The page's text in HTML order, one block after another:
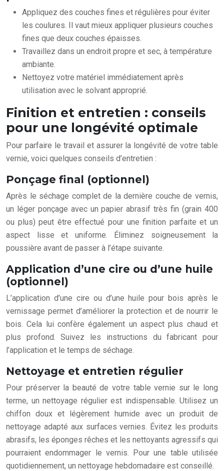
Appliquez des couches fines et régulières pour éviter
les coulures. Il vaut mieux appliquer plusieurs couches
fines que deux couches épaisses.
Travaillez dans un endroit propre et sec, à température
ambiante.
Nettoyez votre matériel immédiatement après
utilisation avec le solvant approprié.
Finition et entretien : conseils
pour une longévité optimale
Pour parfaire le travail et assurer la longévité de votre table
vernie, voici quelques conseils d’entretien :
Ponçage final (optionnel)
Après le séchage complet de la dernière couche de vernis,
un léger ponçage avec un papier abrasif très fin (grain 400
ou plus) peut être effectué pour une finition parfaite et un
aspect lisse et uniforme. Éliminez soigneusement la
poussière avant de passer à l’étape suivante.
Application d’une cire ou d’une huile
(optionnel)
L’application d’une cire ou d’une huile pour bois après le
vernissage permet d’améliorer la protection et de nourrir le
bois. Cela lui confère également un aspect plus chaud et
plus profond. Suivez les instructions du fabricant pour
l’application et le temps de séchage.
Nettoyage et entretien régulier
Pour préserver la beauté de votre table vernie sur le long
terme, un nettoyage régulier est indispensable. Utilisez un
chiffon doux et légèrement humide avec un produit de
nettoyage adapté aux surfaces vernies. Évitez les produits
abrasifs, les éponges rêches et les nettoyants agressifs qui
pourraient endommager le vernis. Pour une table utilisée
quotidiennement, un nettoyage hebdomadaire est conseillé.